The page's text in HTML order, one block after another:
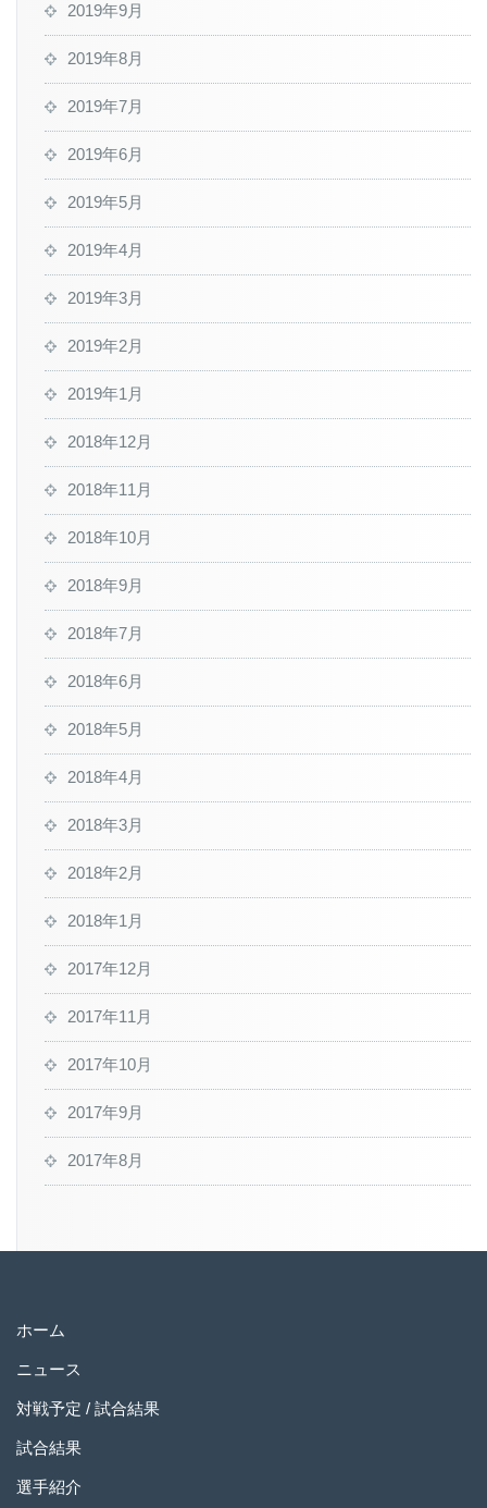
2019年9月
2019年8月
2019年7月
2019年6月
2019年5月
2019年4月
2019年3月
2019年2月
2019年1月
2018年12月
2018年11月
2018年10月
2018年9月
2018年7月
2018年6月
2018年5月
2018年4月
2018年3月
2018年2月
2018年1月
2017年12月
2017年11月
2017年10月
2017年9月
2017年8月
ホーム
ニュース
対戦予定 / 試合結果
試合結果
選手紹介